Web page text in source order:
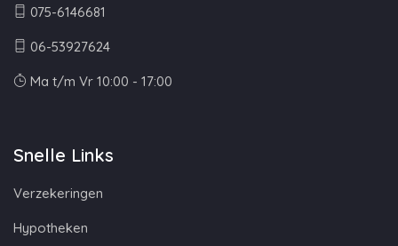
075-6146681
06-53927624
Ma t/m Vr 10:00 - 17:00
Snelle Links
Verzekeringen
Hypotheken